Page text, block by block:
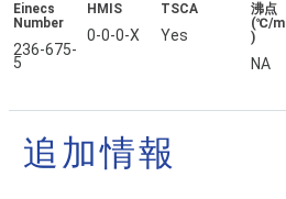
Einecs
Number
236-675-
5
HMIS
0-0-0-X
TSCA
Yes
沸点
(℃/
)
NA
追加情報